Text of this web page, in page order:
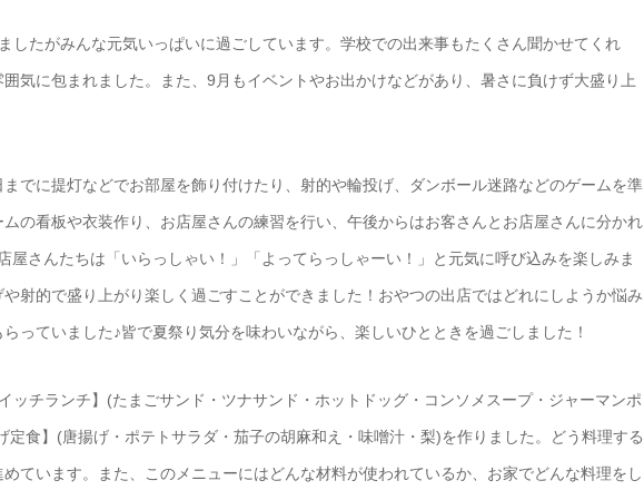
したがみんな元気いっぱいに過ごしています。学校での出来事もたくさん聞かせてくれ
気に包まれました。また、9月もイベントやお出かけなどがあり、暑さに負けず大盛り上
までに提灯などでお部屋を飾り付けたり、射的や輪投げ、ダンボール迷路などのゲームを準
の看板や衣装作り、お店屋さんの練習を行い、午後からはお客さんとお店屋さんに分かれ
屋さんたちは「いらっしゃい！」「よってらっしゃーい！」と元気に呼び込みを楽しみま
射的で盛り上がり楽しく過ごすことができました！おやつの出店ではどれにしようか悩み
っていました♪皆で夏祭り気分を味わいながら、楽しいひとときを過ごしました！
ッチランチ】(たまごサンド・ツナサンド・ホットドッグ・コンソメスープ・ジャーマンポ
定食】(唐揚げ・ポテトサラダ・茄子の胡麻和え・味噌汁・梨)を作りました。どう料理する
ています。また、このメニューにはどんな材料が使われているか、お家でどんな料理をし